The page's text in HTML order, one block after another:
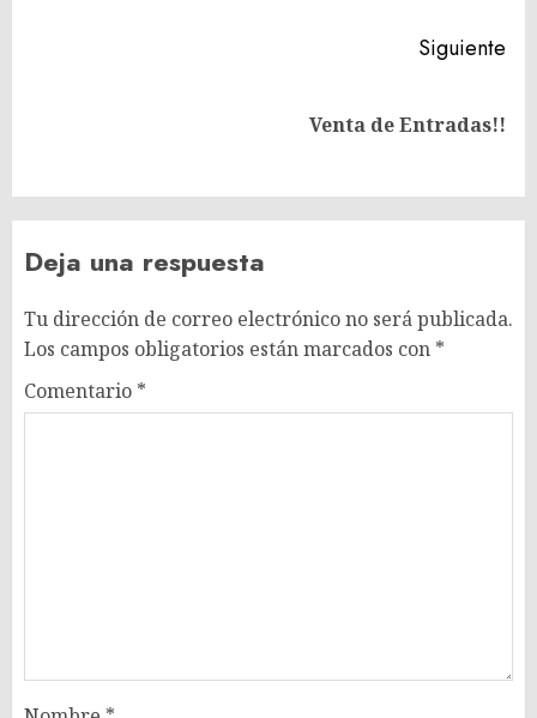
Siguiente
Venta de Entradas!!
Deja una respuesta
Tu dirección de correo electrónico no será publicada.
Los campos obligatorios están marcados con *
Comentario *